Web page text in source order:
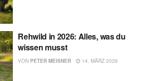
Rehwild in 2026: Alles, was du
wissen musst
VON PETER MEISNER 14. MÄRZ 2026